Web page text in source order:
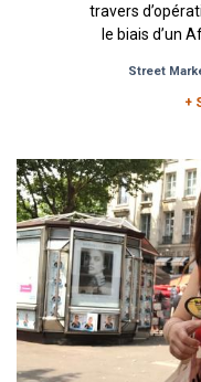
travers
le biais d’un
Street
+